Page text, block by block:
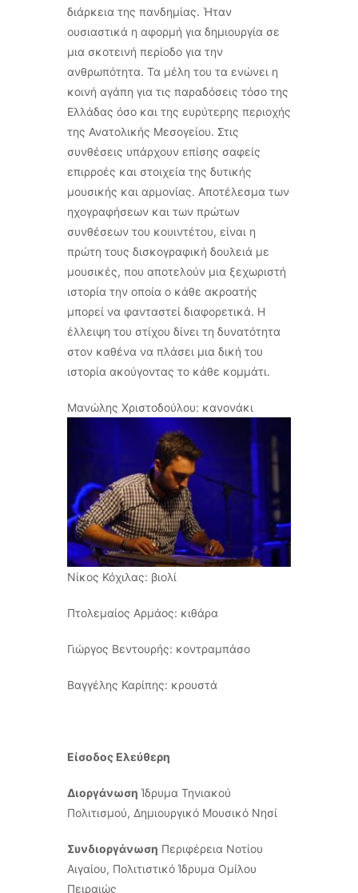
διάρκεια της πανδημίας. Ήταν
ουσιαστικά η αφορμή για δημιουργία σε
μια σκοτεινή περίοδο για την
ανθρωπότητα. Τα μέλη του τα ενώνει η
κοινή αγάπη για τις παραδόσεις τόσο της
Ελλάδας όσο και της ευρύτερης περιοχής
της Ανατολικής Μεσογείου. Στις
συνθέσεις υπάρχουν επίσης σαφείς
επιρροές και στοιχεία της δυτικής
μουσικής και αρμονίας. Αποτέλεσμα των
ηχογραφήσεων και των πρώτων
συνθέσεων του κουιντέτου, είναι η
πρώτη τους δισκογραφική δουλειά με
μουσικές, που αποτελούν μια ξεχωριστή
ιστορία την οποία ο κάθε ακροατής
μπορεί να φανταστεί διαφορετικά. Η
έλλειψη του στίχου δίνει τη δυνατότητα
στον καθένα να πλάσει μια δική του
ιστορία ακούγοντας το κάθε κομμάτι.
Μανώλης Χριστοδούλου: κανονάκι
Νίκος Κόχιλας: βιολί
Πτολεμαίος Αρμάος: κιθάρα
Γιώργος Βεντουρής: κοντραμπάσο
Βαγγέλης Καρίπης: κρουστά
Είσοδος Ελεύθερη
Διοργάνωση Ίδρυμα Τηνιακού
Πολιτισμού, Δημιουργικό Μουσικό Νησί
Συνδιοργάνωση Περιφέρεια Νοτίου
Αιγαίου, Πολιτιστικό Ίδρυμα Ομίλου
Πειραιώς